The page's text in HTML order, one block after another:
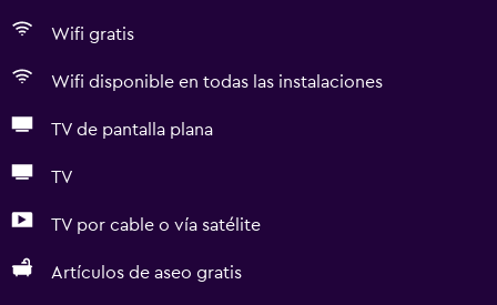
Wifi gratis
Wifi disponible en todas las instalaciones
TV de pantalla plana
TV
TV por cable o vía satélite
Artículos de aseo gratis